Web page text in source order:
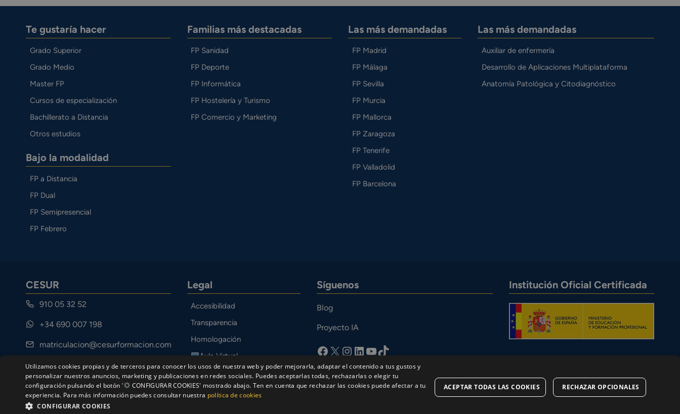
Te gustaría hacer
Grado Superior
Grado Medio
Master FP
Cursos de especialización
Bachillerato a Distancia
Otros estudios
Bajo la modalidad
FP a Distancia
FP Dual
FP Semipresencial
FP Febrero
Familias más destacadas
FP Sanidad
FP Deporte
FP Informática
FP Hostelería y Turismo
FP Comercio y Marketing
Las más demandadas
FP Madrid
FP Málaga
FP Sevilla
FP Murcia
FP Mallorca
FP Zaragoza
FP Tenerife
FP Valladolid
FP Barcelona
Las más demandadas
Auxiliar de enfermería
Desarrollo de Aplicaciones Multiplataforma
Anatomía Patológica y Citodiagnóstico
CESUR
910 05 32 52
+34 690 007 198
matriculacion@cesurformacion.com
Calle Cuarteles 11, 29002 Málaga
Legal
Accesibilidad
Transparencia
Homologación
Aula Virtual
Canal Ético
Síguenos
Blog
Proyecto IA
facebook
X Instagram
LinkedIn
YouTube
TikTok
Institución Oficial Certificada
Utilizamos cookies propias y de terceros para conocer los usos de nuestra web y poder mejorarla, adaptar el contenido a tus gustos y
personalizar nuestros anuncios, marketing y publicaciones en redes sociales. Puedes aceptarlas todas, rechazarlas o elegir tu
configuración pulsando el botón '
CONFIGURAR COOKIES' mostrado abajo. Ten en cuenta que rechazar las cookies puede afectar a tu
experiencia. Para más información puedes consultar nuestra política de cookies
CONFIGURAR COOKIES
ACEPTAR TODAS LAS COOKIES RECHAZAR OPCIONALES